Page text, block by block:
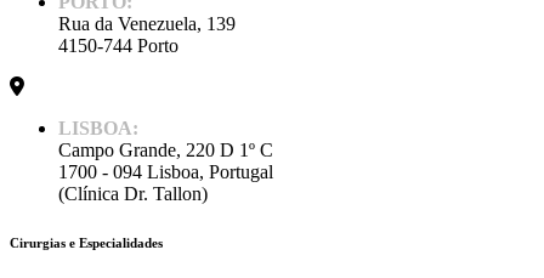
Rua da Venezuela, 139
4150-744 Porto
LISBOA:
Campo Grande, 220 D 1º C
1700 - 094 Lisboa, Portugal
(Clínica Dr. Tallon)
Cirurgias e Especialidades